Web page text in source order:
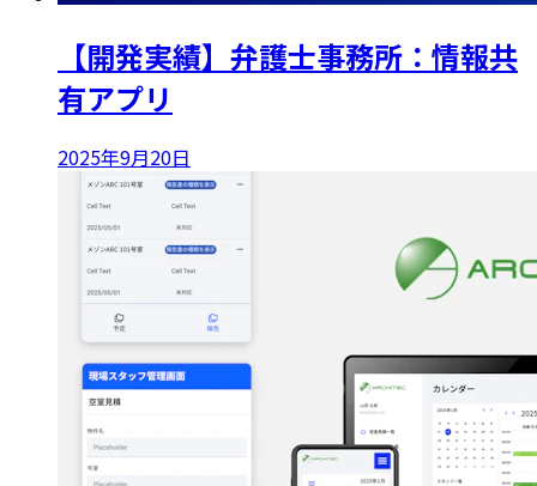
【開発実績】弁護士事務所：情報共
有アプリ
2025年9月20日